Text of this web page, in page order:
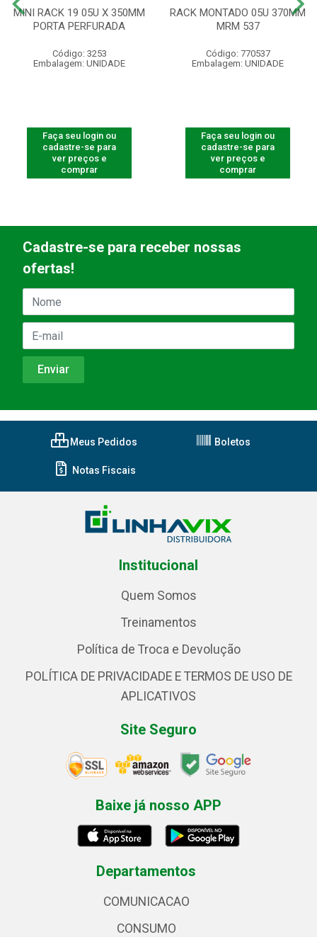
MINI RACK 19 05U X 350MM
PORTA PERFURADA
Código: 3253
Embalagem: UNIDADE
Faça seu login ou
cadastre-se para
ver preços e
comprar
RACK MONTADO 05U 370MM
MRM 537
Código: 770537
Embalagem: UNIDADE
Faça seu login ou
cadastre-se para
ver preços e
comprar
Cadastre-se para receber nossas
ofertas!
Meus Pedidos Boletos
Notas Fiscais
Institucional
Quem Somos
Treinamentos
Política de Troca e Devolução
POLÍTICA DE PRIVACIDADE E TERMOS DE USO DE
APLICATIVOS
Site Seguro
Baixe já nosso APP
Departamentos
COMUNICACAO
CONSUMO